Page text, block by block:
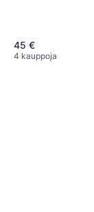
45 €
4 kauppoja